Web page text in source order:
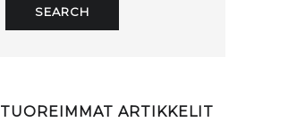
TUOREIMMAT ARTIKKELIT